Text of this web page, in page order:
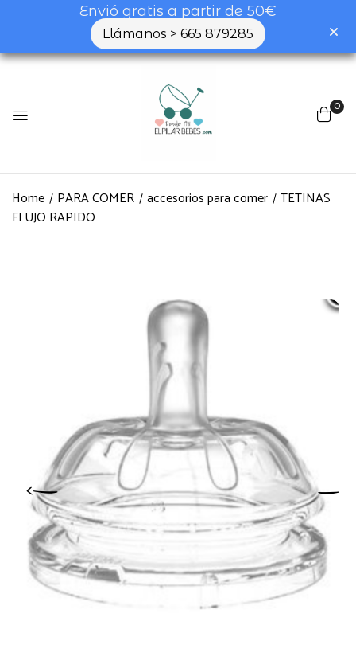
Envió gratis a partir de 50€
Llámanos > 665 879285
0
Home PARA COMER accesorios para comer TETINAS
FLUJO RAPIDO